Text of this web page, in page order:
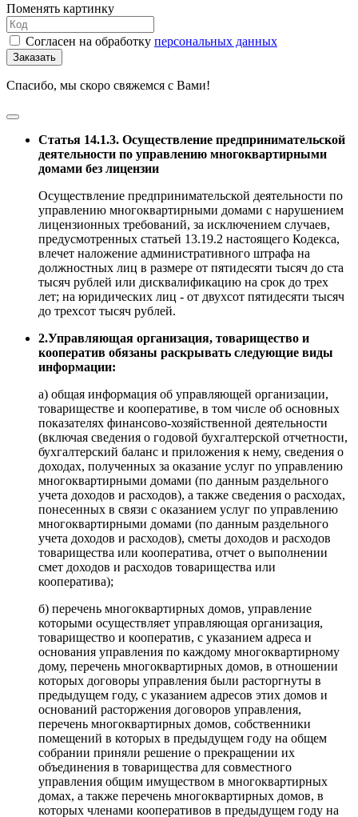
Поменять картинку
Согласен на обработку персональных данных
Заказать
Спасибо, мы скоро свяжемся с Вами!
Статья 14.1.3. Осуществление предпринимательской
деятельности по управлению многоквартирными
домами без лицензии
Осуществление предпринимательской деятельности по
управлению многоквартирными домами с нарушением
лицензионных требований, за исключением случаев,
предусмотренных статьей 13.19.2 настоящего Кодекса,
влечет наложение административного штрафа на
должностных лиц в размере от пятидесяти тысяч до ста
тысяч рублей или дисквалификацию на срок до трех
лет; на юридических лиц - от двухсот пятидесяти тысяч
до трехсот тысяч рублей.
2.Управляющая организация, товарищество и
кооператив обязаны раскрывать следующие виды
информации:
а) общая информация об управляющей организации,
товариществе и кооперативе, в том числе об основных
показателях финансово-хозяйственной деятельности
(включая сведения о годовой бухгалтерской отчетности,
бухгалтерский баланс и приложения к нему, сведения о
доходах, полученных за оказание услуг по управлению
многоквартирными домами (по данным раздельного
учета доходов и расходов), а также сведения о расходах,
понесенных в связи с оказанием услуг по управлению
многоквартирными домами (по данным раздельного
учета доходов и расходов), сметы доходов и расходов
товарищества или кооператива, отчет о выполнении
смет доходов и расходов товарищества или
кооператива);
б) перечень многоквартирных домов, управление
которыми осуществляет управляющая организация,
товарищество и кооператив, с указанием адреса и
основания управления по каждому многоквартирному
дому, перечень многоквартирных домов, в отношении
которых договоры управления были расторгнуты в
предыдущем году, с указанием адресов этих домов и
оснований расторжения договоров управления,
перечень многоквартирных домов, собственники
помещений в которых в предыдущем году на общем
собрании приняли решение о прекращении их
объединения в товарищества для совместного
управления общим имуществом в многоквартирных
домах, а также перечень многоквартирных домов, в
которых членами кооперативов в предыдущем году на